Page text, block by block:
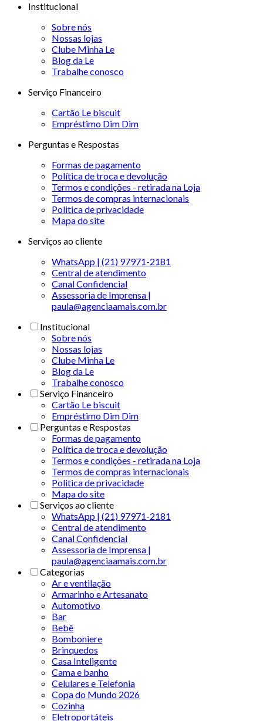
Institucional
Sobre nós
Nossas lojas
Clube Minha Le
Blog da Le
Trabalhe conosco
Serviço Financeiro
Cartão Le biscuit
Empréstimo Dim Dim
Perguntas e Respostas
Formas de pagamento
Política de troca e devolução
Termos e condições - retirada na Loja
Termos de compras internacionais
Politica de privacidade
Mapa do site
Serviços ao cliente
WhatsApp | (21) 97971-2181
Central de atendimento
Canal Confidencial
Assessoria de Imprensa |
paula@agenciaamais.com.br
Institucional
Sobre nós
Nossas lojas
Clube Minha Le
Blog da Le
Trabalhe conosco
Serviço Financeiro
Cartão Le biscuit
Empréstimo Dim Dim
Perguntas e Respostas
Formas de pagamento
Política de troca e devolução
Termos e condições - retirada na Loja
Termos de compras internacionais
Politica de privacidade
Mapa do site
Serviços ao cliente
WhatsApp | (21) 97971-2181
Central de atendimento
Canal Confidencial
Assessoria de Imprensa |
paula@agenciaamais.com.br
Categorias
Ar e ventilação
Armarinho e Artesanato
Automotivo
Bar
Bebê
Bomboniere
Brinquedos
Casa Inteligente
Cama e banho
Celulares e Telefonia
Copa do Mundo 2026
Cozinha
Eletroportáteis